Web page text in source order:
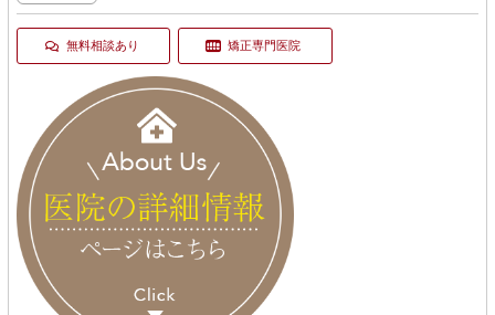
無料相談あり 矯正専門医院